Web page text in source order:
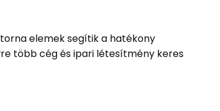
elemek segítik a hatékony
több cég és ipari létesítmény keres